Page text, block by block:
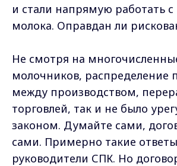
и стали напрямую работать
молока. Оправдан ли
Не смотря на
молочников, распределение
между производством,
торговлей, так и не было
законом. Думайте сами,
сами. Примерно такие
руководители СПК. Но